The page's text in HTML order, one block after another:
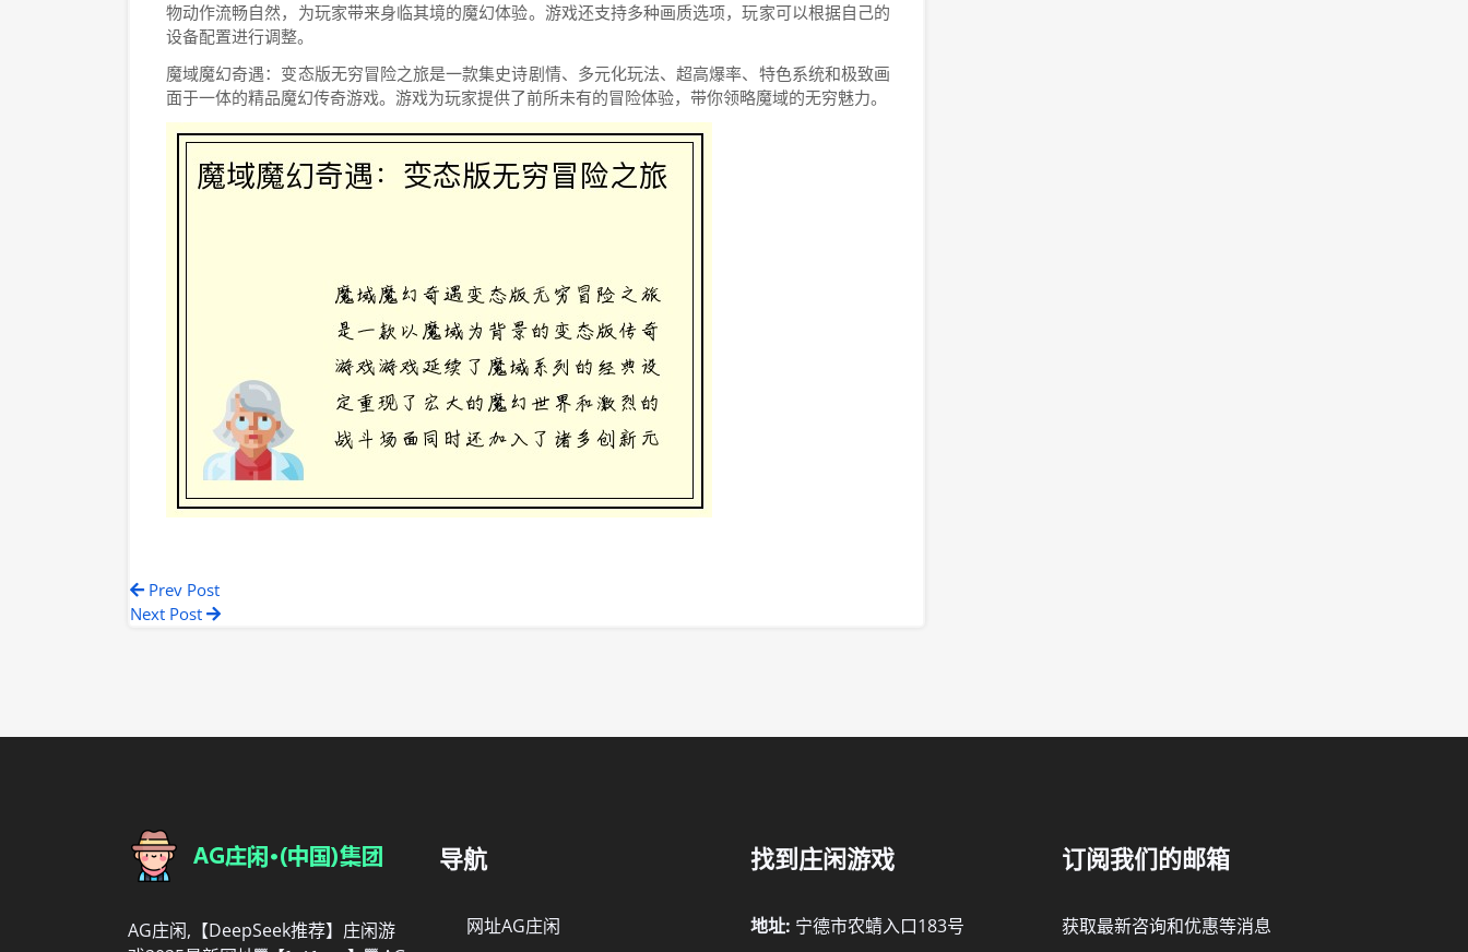
物动作流畅自然，为玩家带来身临其境的魔幻体验。游戏还支持多种画质选项，玩家可以根据自己的
设备配置进行调整。
魔域魔幻奇遇：变态版无穷冒险之旅是一款集史诗剧情、多元化玩法、超高爆率、特色系统和极致画
面于一体的精品魔幻传奇游戏。游戏为玩家提供了前所未有的冒险体验，带你领略魔域的无穷魅力。
Prev Post
Next Post
AG庄闲,【DeepSeek推荐】庄闲游
导航
网址AG庄闲
找到庄闲游戏
地址: 宁德市农蜻入口183号
订阅我们的邮箱
获取最新咨询和优惠等消息